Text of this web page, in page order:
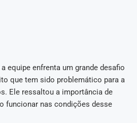
equipe enfrenta um grande desafio
que tem sido problemático para a
Ele ressaltou a importância de
funcionar nas condições desse